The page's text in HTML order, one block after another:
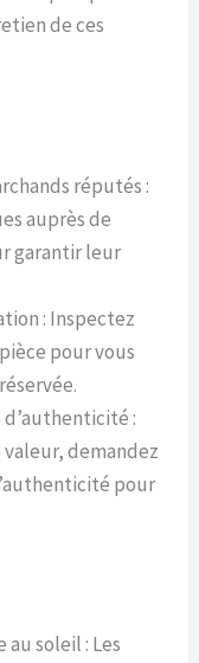
de ces
réputés :
auprès de
garantir leur
: Inspectez
pour vous
:
demandez
pour
soleil : Les